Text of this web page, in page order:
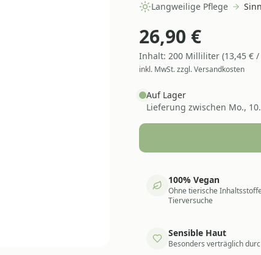
Langweilige Pflege
26,90 €
Inhalt: 200 Milliliter (13,45 € /
inkl. MwSt. zzgl. Versandkosten
Auf Lager
Lieferung zwischen Mo.,
100% Vegan
Ohne tierische
Tierversuche
Sensible Haut
Besonders verträglich